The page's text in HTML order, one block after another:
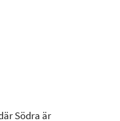
Södra är